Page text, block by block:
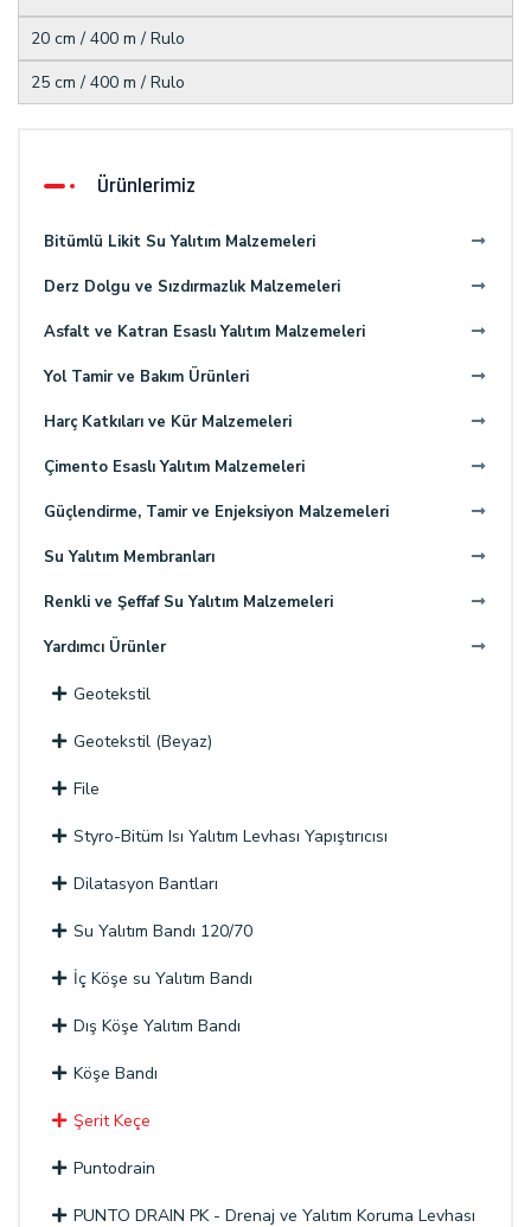
20 cm / 400 m / Rulo
25 cm / 400 m / Rulo
Ürünlerimiz
Bitümlü Likit Su Yalıtım Malzemeleri
Derz Dolgu ve Sızdırmazlık Malzemeleri
Asfalt ve Katran Esaslı Yalıtım Malzemeleri
Yol Tamir ve Bakım Ürünleri
Harç Katkıları ve Kür Malzemeleri
Çimento Esaslı Yalıtım Malzemeleri
Güçlendirme, Tamir ve Enjeksiyon Malzemeleri
Su Yalıtım Membranları
Renkli ve Şeffaf Su Yalıtım Malzemeleri
Yardımcı Ürünler
Geotekstil
Geotekstil (Beyaz)
File
Styro-Bitüm Isı Yalıtım Levhası Yapıştırıcısı
Dilatasyon Bantları
Su Yalıtım Bandı 120/70
İç Köşe su Yalıtım Bandı
Dış Köşe Yalıtım Bandı
Köşe Bandı
Şerit Keçe
Puntodrain
PUNTO DRAIN PK - Drenaj ve Yalıtım Koruma Levhası